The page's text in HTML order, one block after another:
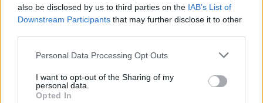
also be disclosed by us to third parties on the IAB’s List of
Downstream Participants that may further disclose it to other
Personal Data Processing Opt Outs
I want to opt-out of the Sharing of my
personal data.
Opted In
Autore